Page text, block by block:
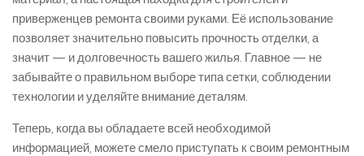
приверженцев ремонта своими руками. Её использование
позволяет значительно повысить прочность отделки, а
значит — и долговечность вашего жилья. Главное — не
забывайте о правильном выборе типа сетки, соблюдении
технологии и уделяйте внимание деталям.
Теперь, когда вы обладаете всей необходимой
информацией, можете смело приступать к своим ремонтным